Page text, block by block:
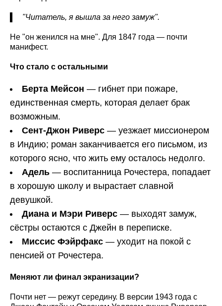
"Читатель, я вышла за него замуж".
Не "он женился на мне". Для 1847 года — почти
манифест.
Что стало с остальными
Берта Мейсон — гибнет при пожаре,
единственная смерть, которая делает брак
возможным.
Сент-Джон Риверс — уезжает миссионером
в Индию; роман заканчивается его письмом, из
которого ясно, что жить ему осталось недолго.
Адель — воспитанница Рочестера, попадает
в хорошую школу и вырастает славной
девушкой.
Диана и Мэри Риверс — выходят замуж,
сёстры остаются с Джейн в переписке.
Миссис Фэйрфакс — уходит на покой с
пенсией от Рочестера.
Меняют ли финал экранизации?
Почти нет — режут середину. В версии 1943 года с